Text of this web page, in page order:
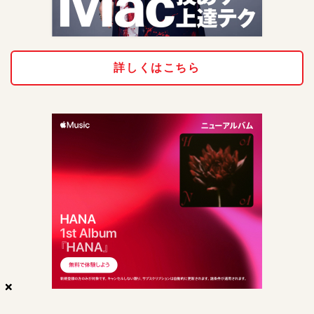
×
×
×
詳しくはこちら